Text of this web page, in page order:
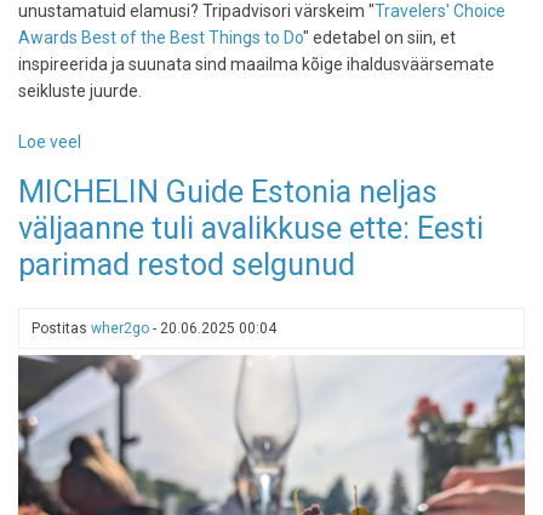
unustamatuid elamusi? Tripadvisori värskeim "Travelers' Choice
Awards Best of the Best Things to Do" edetabel on siin, et
inspireerida ja suunata sind maailma kõige ihaldusväärsemate
seikluste juurde.
Loe veel
unistuste
nimekiri:
Tripadvisori
"parimatest
elamuste
edetabel
MICHELIN Guide Estonia neljas
väljaanne tuli avalikkuse ette: Eesti
parimad restod selgunud
Postitas wher2go - 20.06.2025 00:04